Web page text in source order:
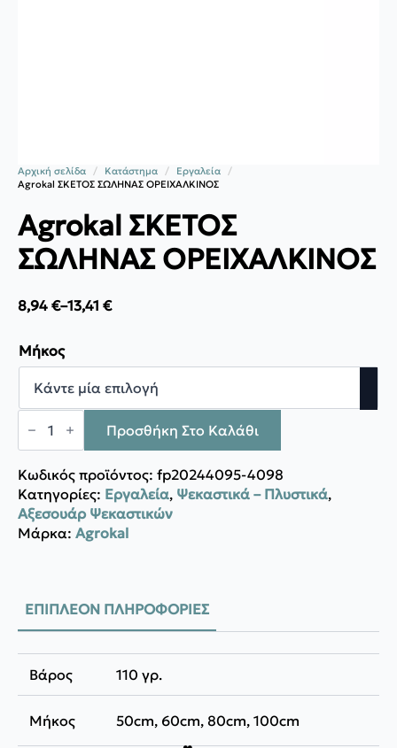
Αρχική σελίδα Κατάστημα
Εργαλεία
Agrokal ΣΚΕΤΟΣ ΣΩΛΗΝΑΣ ΟΡΕΙΧΑΛΚΙΝΟΣ
Agrokal ΣΚΕΤΟΣ
ΣΩΛΗΝΑΣ ΟΡΕΙΧΑΛΚΙΝΟΣ
8,94 €–13,41 €
Price
8,94 €
through
13,41 €
Μήκος
Agrokal
ΣΚΕΤΟΣ
ΣΩΛΗΝΑΣ
ποσότητα
Προσθήκη Στο Καλάθι
Κωδικός προϊόντος: fp20244095-4098
Κατηγορίες: Εργαλεία, Ψεκαστικά – Πλυστικά,
Αξεσουάρ Ψεκαστικών
Μάρκα: Agrokal
ΕΠΙΠΛΈΟΝ ΠΛΗΡΟΦΟΡΊΕΣ
Βάρος 110 γρ.
Μήκος 50cm, 60cm, 80cm, 100cm